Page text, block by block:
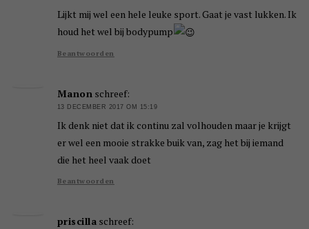
Lijkt mij wel een hele leuke sport. Gaat je vast lukken. Ik
houd het wel bij bodypump
Beantwoorden
Manon schreef:
13 DECEMBER 2017 OM 15:19
Ik denk niet dat ik continu zal volhouden maar je krijgt
er wel een mooie strakke buik van, zag het bij iemand
die het heel vaak doet
Beantwoorden
priscilla schreef: